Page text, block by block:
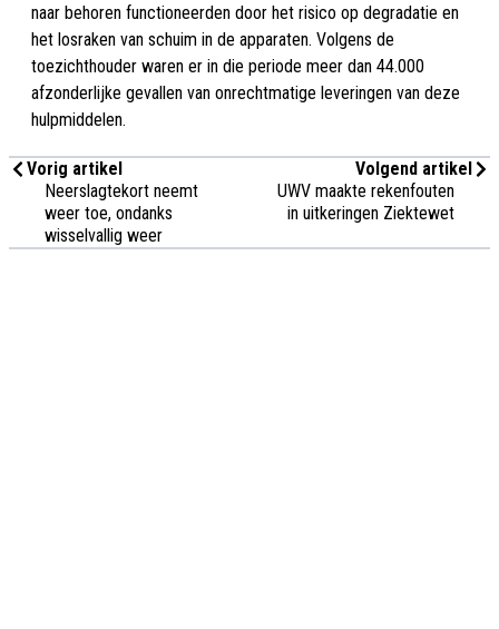
naar behoren functioneerden door het risico op degradatie en
het losraken van schuim in de apparaten. Volgens de
toezichthouder waren er in die periode meer dan 44.000
afzonderlijke gevallen van onrechtmatige leveringen van deze
hulpmiddelen.
Vorig artikel
Neerslagtekort neemt
weer toe, ondanks
wisselvallig weer
Volgend artikel
UWV maakte rekenfouten
in uitkeringen Ziektewet